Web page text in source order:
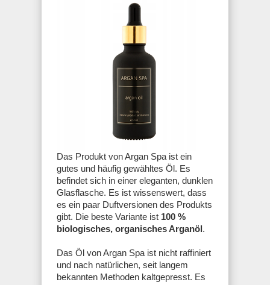
Das Produkt von Argan Spa ist ein
gutes und häufig gewähltes Öl. Es
befindet sich in einer eleganten, dunklen
Glasflasche. Es ist wissenswert, dass
es ein paar Duftversionen des Produkts
gibt. Die beste Variante ist 100 %
biologisches, organisches Arganöl.
Das Öl von Argan Spa ist nicht raffiniert
und nach natürlichen, seit langem
bekannten Methoden kaltgepresst. Es